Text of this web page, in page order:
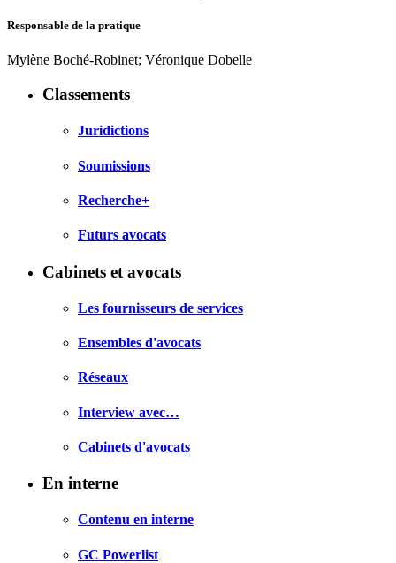
Responsable de la pratique
Mylène Boché-Robinet; Véronique Dobelle
Classements
Juridictions
Soumissions
Recherche+
Futurs avocats
Cabinets et avocats
Les fournisseurs de services
Ensembles d'avocats
Réseaux
Interview avec…
Cabinets d'avocats
En interne
Contenu en interne
GC Powerlist